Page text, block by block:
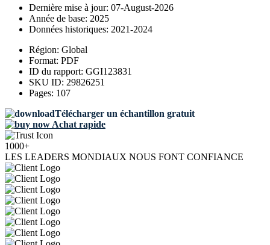
Dernière mise à jour: 07-August-2026
Année de base: 2025
Données historiques: 2021-2024
Région: Global
Format: PDF
ID du rapport: GGI123831
SKU ID: 29826251
Pages: 107
Télécharger un échantillon gratuit
Achat rapide
1000+
LES LEADERS MONDIAUX NOUS FONT CONFIANCE